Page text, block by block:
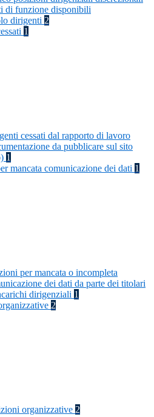
di funzione disponibili
dirigenti 2
1
cessati dal rapporto di lavoro
da pubblicare sul sito
1
mancata comunicazione dei dati 1
per mancata o incompleta
dei dati da parte dei titolari
dirigenziali 1
2
organizzative 2